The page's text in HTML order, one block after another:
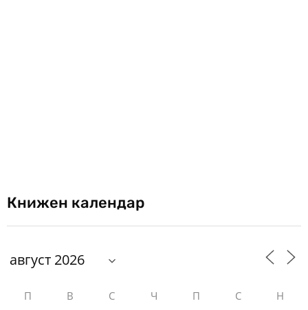
Книжен календар
П В С Ч П С Н